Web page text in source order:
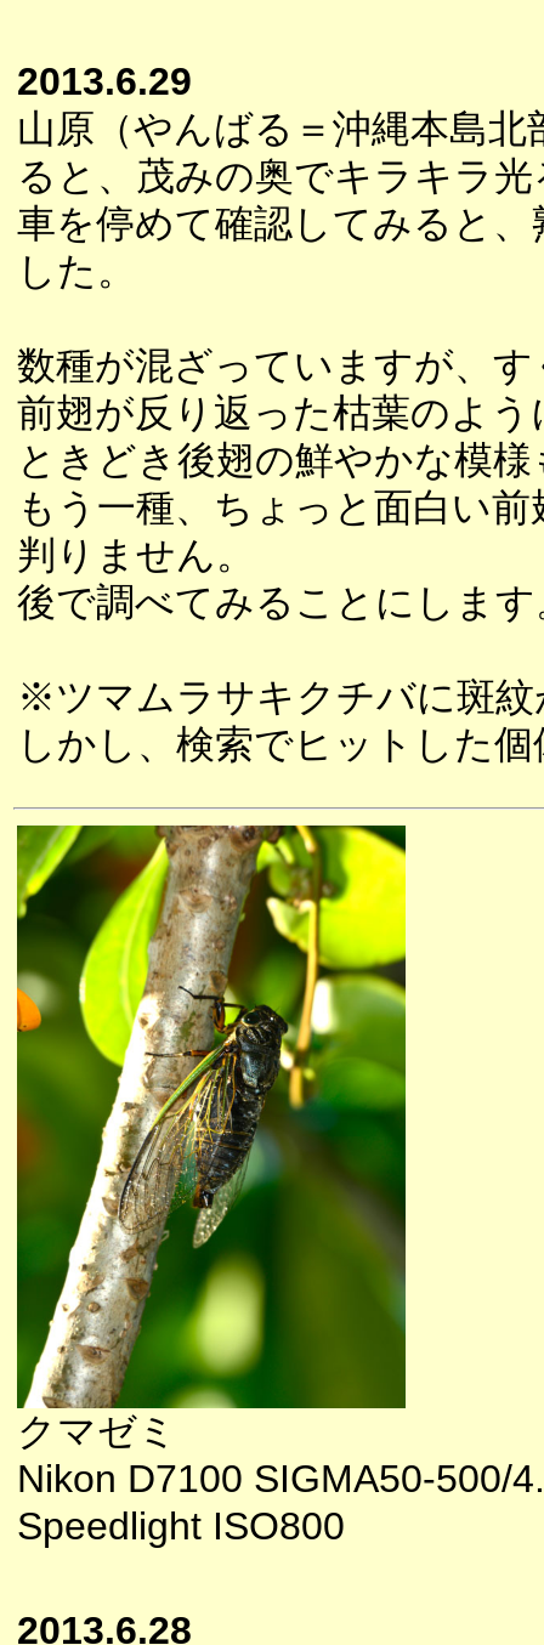
2013.6.29
山原（やんばる＝沖縄本島
ると、茂みの奥でキラキラ
車を停めて確認してみると
した。
数種が混ざっていますが、
前翅が反り返った枯葉のよ
ときどき後翅の鮮やかな模
もう一種、ちょっと面白い
判りません。
後で調べてみることにします
※ツマムラサキクチバに斑
しかし、検索でヒットした
クマゼミ
Nikon D7100 SIGMA50-500/
Speedlight ISO800
2013.6.28